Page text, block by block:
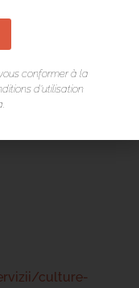
culture-
conformer à la
d’utilisation